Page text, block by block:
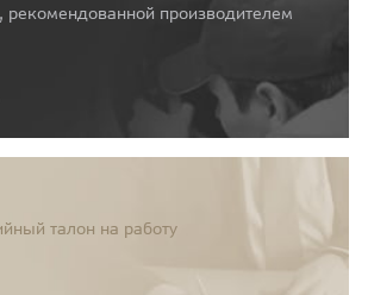
рекомендованной производителем
талон на работу